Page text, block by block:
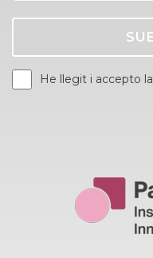
He llegit i accepto la